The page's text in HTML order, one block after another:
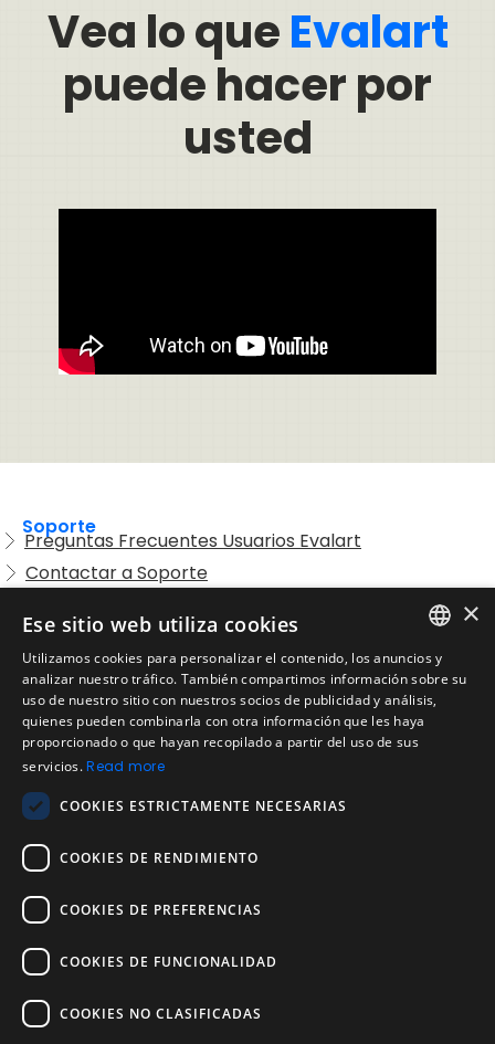
Vea lo queEvalart
puede hacer por
usted
Soporte
Preguntas Frecuentes Usuarios Evalart
Contactar a Soporte
Legal
Condiciones de Servicio
Aviso de privacidad
Política de cookies
Política de devoluciones
Acuerdo de licencia de usuario
Aviso legal
Política de uso aceptable
Empresa
Acerca de nosotros
Blog
Pruebas de confiabilidad y validez
Pruebas
ENGLISH
SPANISH
×
Ese sitio web utiliza cookies
Utilizamos cookies para personalizar el contenido, los anuncios y
analizar nuestro tráfico. También compartimos información sobre su
uso de nuestro sitio con nuestros socios de publicidad y análisis,
quienes pueden combinarla con otra información que les haya
proporcionado o que hayan recopilado a partir del uso de sus
servicios.Read more
COOKIES ESTRICTAMENTE NECESARIAS
COOKIES DE RENDIMIENTO
COOKIES DE PREFERENCIAS
COOKIES DE FUNCIONALIDAD
COOKIES NO CLASIFICADAS